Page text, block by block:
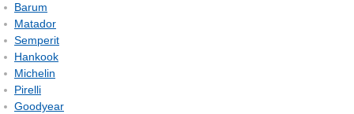
Barum
Matador
Semperit
Hankook
Michelin
Pirelli
Goodyear